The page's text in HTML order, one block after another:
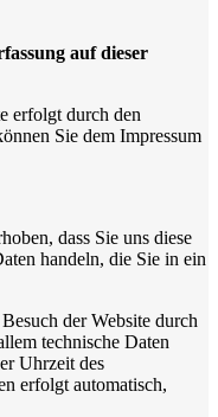
auf dieser
erfolgt durch den
Sie dem Impressum
dass Sie uns diese
handeln, die Sie in ein
der Website durch
technische Daten
Uhrzeit des
erfolgt automatisch,